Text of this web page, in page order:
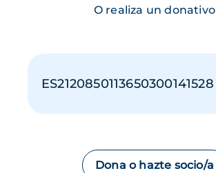
O realiza un donativo
ES2120850113650300141528
Dona o hazte socio/a